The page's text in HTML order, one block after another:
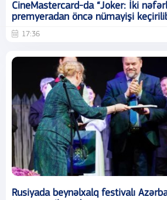
CineMastercard-da “Joker: İki
premyeradan öncə nümayişi
17:36
Rusiyada beynəlxalq festivalı